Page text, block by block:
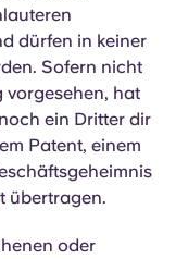
dürfen in keiner
Sofern nicht
vorgesehen, hat
ein Dritter dir
Patent, einem
übertragen.
oder